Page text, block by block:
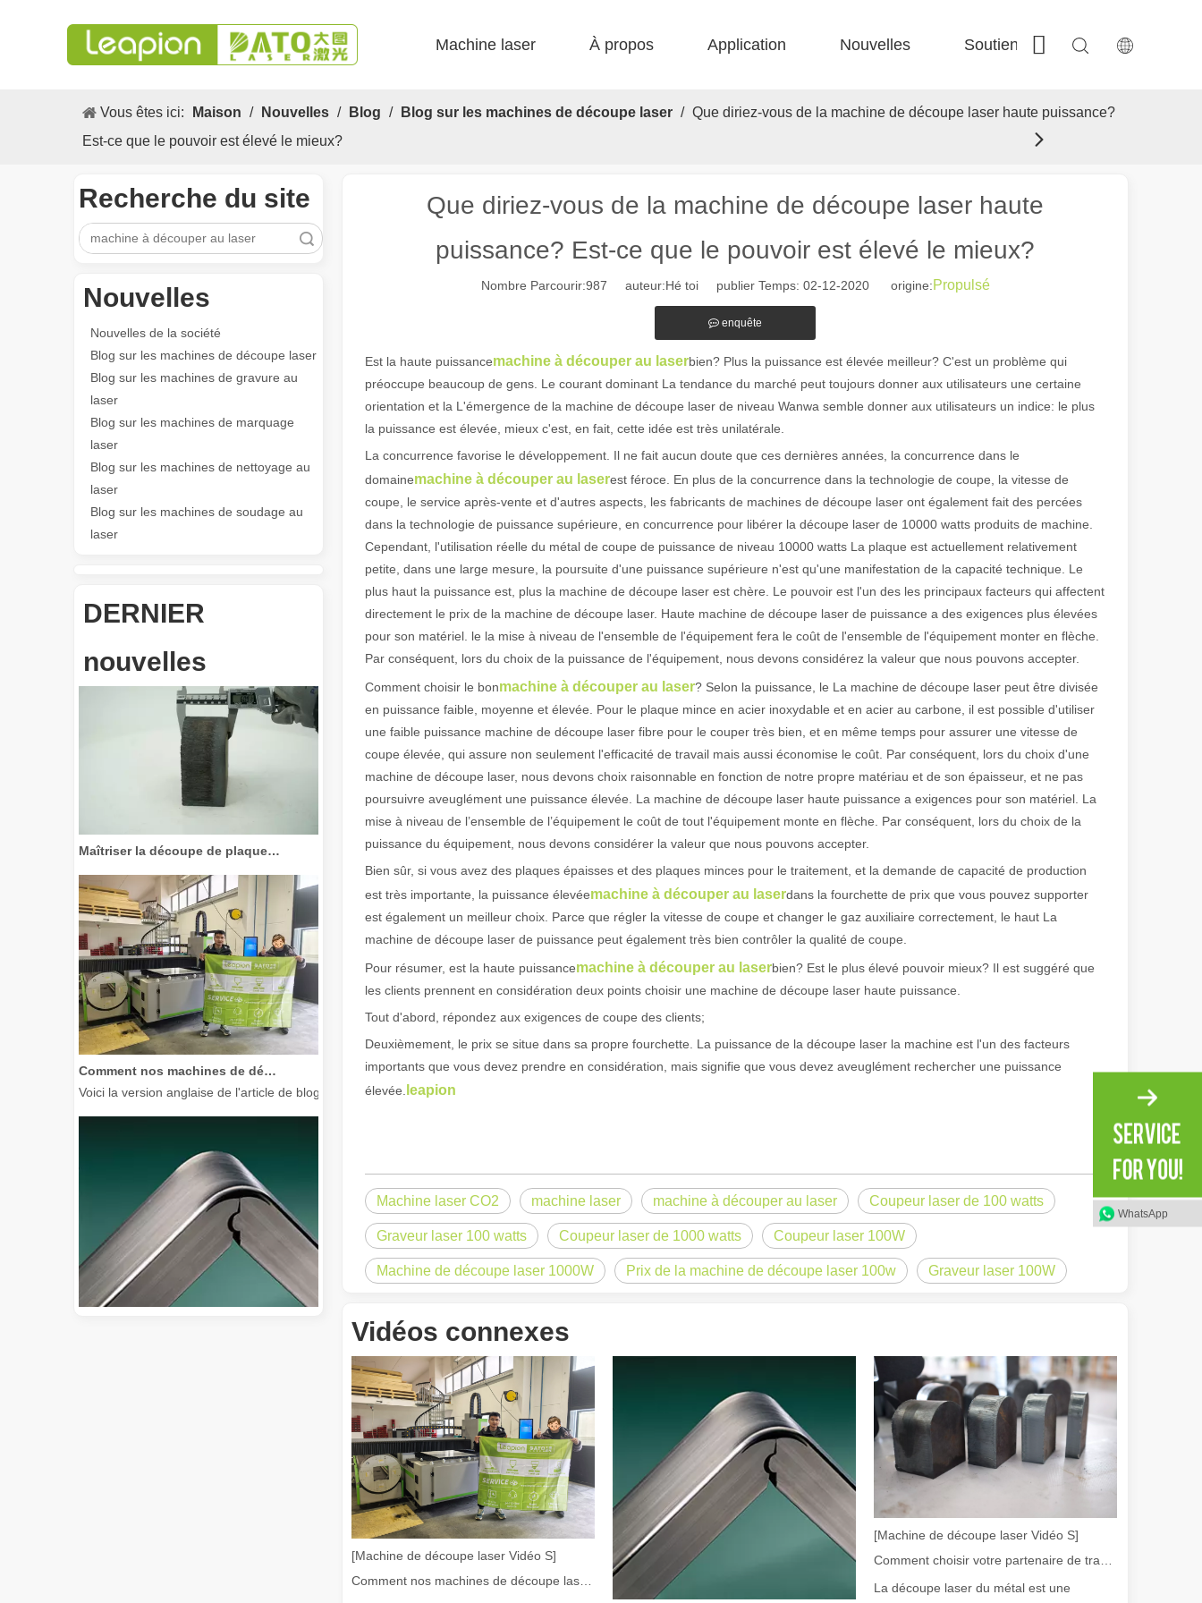
Machine laser À propos Application Nouvelles Soutien Contactez-nous
Vous êtes ici: Maison / Nouvelles / Blog / Blog sur les machines de découpe laser / Que diriez-vous de la machine de découpe laser haute puissance?
Est-ce que le pouvoir est élevé le mieux?
Recherche du site
recherche
Nouvelles
Nouvelles de la société
Blog sur les machines de découpe laser
Blog sur les machines de gravure au
laser
Blog sur les machines de marquage
laser
Blog sur les machines de nettoyage au
laser
Blog sur les machines de soudage au
laser
DERNIER
nouvelles
Les caractéristiques polyvalentes Application et les caractéristiques exceptionnelles des machines de marquage laser Le paysage de fabrication et industriel moderne, les machines de
Maîtriser la découpe de plaques épaisses : comment les machines de découpe laser à fibre révolutionnent la fabrication
Comment nos machines de découpe laser renforcent la fabrication mexicaine
Guide 2026 : Comment les machines de découpe de tubes au laser à fibre révolutionnent la fabrication de tuyauxDans le monde en évolution rapide de la fabrication métallique, l'efficacité et la
Que diriez-vous de la machine de découpe laser haute
puissance? Est-ce que le pouvoir est élevé le mieux?
Nombre Parcourir:987 auteur:Hé toi publier Temps: 02-12-2020 origine:Propulsé
enquête
Est la haute puissancemachine à découper au laserbien? Plus la puissance est élevée meilleur? C'est un problème qui
préoccupe beaucoup de gens. Le courant dominant La tendance du marché peut toujours donner aux utilisateurs une certaine
orientation et la L'émergence de la machine de découpe laser de niveau Wanwa semble donner aux utilisateurs un indice: le plus
la puissance est élevée, mieux c'est, en fait, cette idée est très unilatérale.
La concurrence favorise le développement. Il ne fait aucun doute que ces dernières années, la concurrence dans le
domainemachine à découper au laserest féroce. En plus de la concurrence dans la technologie de coupe, la vitesse de
coupe, le service après-vente et d'autres aspects, les fabricants de machines de découpe laser ont également fait des percées
dans la technologie de puissance supérieure, en concurrence pour libérer la découpe laser de 10000 watts produits de machine.
Cependant, l'utilisation réelle du métal de coupe de puissance de niveau 10000 watts La plaque est actuellement relativement
petite, dans une large mesure, la poursuite d'une puissance supérieure n'est qu'une manifestation de la capacité technique. Le
plus haut la puissance est, plus la machine de découpe laser est chère. Le pouvoir est l'un des les principaux facteurs qui affectent
directement le prix de la machine de découpe laser. Haute machine de découpe laser de puissance a des exigences plus élevées
pour son matériel. le la mise à niveau de l'ensemble de l'équipement fera le coût de l'ensemble de l'équipement monter en flèche.
Par conséquent, lors du choix de la puissance de l'équipement, nous devons considérez la valeur que nous pouvons accepter.
Comment choisir le bonmachine à découper au laser? Selon la puissance, le La machine de découpe laser peut être divisée
en puissance faible, moyenne et élevée. Pour le plaque mince en acier inoxydable et en acier au carbone, il est possible d'utiliser
une faible puissance machine de découpe laser fibre pour le couper très bien, et en même temps pour assurer une vitesse de
coupe élevée, qui assure non seulement l'efficacité de travail mais aussi économise le coût. Par conséquent, lors du choix d'une
machine de découpe laser, nous devons choix raisonnable en fonction de notre propre matériau et de son épaisseur, et ne pas
poursuivre aveuglément une puissance élevée. La machine de découpe laser haute puissance a exigences pour son matériel. La
mise à niveau de l’ensemble de l’équipement le coût de tout l'équipement monte en flèche. Par conséquent, lors du choix de la
puissance du équipement, nous devons considérer la valeur que nous pouvons accepter.
Bien sûr, si vous avez des plaques épaisses et des plaques minces pour le traitement, et la demande de capacité de production
est très importante, la puissance élevéemachine à découper au laserdans la fourchette de prix que vous pouvez supporter
est également un meilleur choix. Parce que régler la vitesse de coupe et changer le gaz auxiliaire correctement, le haut La
machine de découpe laser de puissance peut également très bien contrôler la qualité de coupe.
Pour résumer, est la haute puissancemachine à découper au laserbien? Est le plus élevé pouvoir mieux? Il est suggéré que
les clients prennent en considération deux points choisir une machine de découpe laser haute puissance.
Tout d'abord, répondez aux exigences de coupe des clients;
Deuxièmement, le prix se situe dans sa propre fourchette. La puissance de la découpe laser la machine est l'un des facteurs
importants que vous devez prendre en considération, mais signifie que vous devez aveuglément rechercher une puissance
élevée. leapion
Machine laser CO2 machine laser machine à découper au laser Coupeur laser de 100 watts
Graveur laser 100 watts Coupeur laser de 1000 watts Coupeur laser 100W
Machine de découpe laser 1000W Prix ​​de la machine de découpe laser 100w Graveur laser 100W
Vidéos connexes
[Machine de découpe laser Vidéo S]
[Machine de découpe laser Vidéo S]
Comment choisir votre partenaire de travail : machine de découpe laser
La découpe laser du métal est une
WhatsApp